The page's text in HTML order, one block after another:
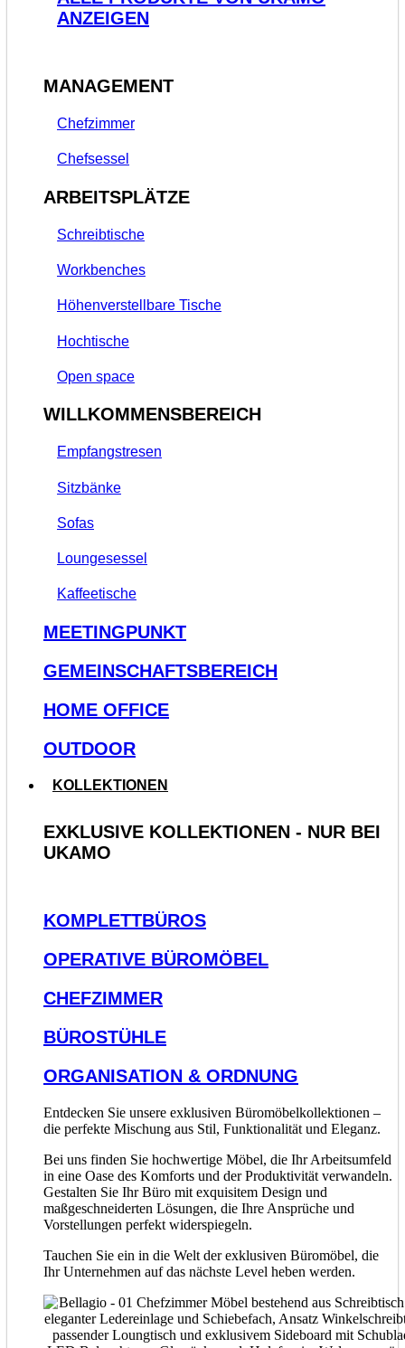
ANZEIGEN
MANAGEMENT
Chefzimmer
Chefsessel
ARBEITSPLÄTZE
Schreibtische
Workbenches
Höhenverstellbare Tische
Hochtische
Open space
WILLKOMMENSBEREICH
Empfangstresen
Sitzbänke
Sofas
Loungesessel
Kaffeetische
MEETINGPUNKT
GEMEINSCHAFTSBEREICH
HOME OFFICE
OUTDOOR
KOLLEKTIONEN
EXKLUSIVE KOLLEKTIONEN - NUR BEI
UKAMO
KOMPLETTBÜROS
OPERATIVE BÜROMÖBEL
CHEFZIMMER
BÜROSTÜHLE
ORGANISATION & ORDNUNG
Entdecken Sie unsere exklusiven Büromöbelkollektionen –
die perfekte Mischung aus Stil, Funktionalität und Eleganz.
Bei uns finden Sie hochwertige Möbel, die Ihr Arbeitsumfeld
in eine Oase des Komforts und der Produktivität verwandeln.
Gestalten Sie Ihr Büro mit exquisitem Design und
maßgeschneiderten Lösungen, die Ihre Ansprüche und
Vorstellungen perfekt widerspiegeln.
Tauchen Sie ein in die Welt der exklusiven Büromöbel, die
Ihr Unternehmen auf das nächste Level heben werden.